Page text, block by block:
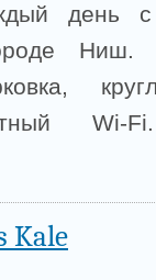
день
Ниш.
Kale